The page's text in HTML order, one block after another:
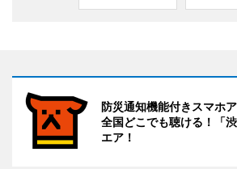
防災通知機能付きスマホ
全国どこでも聴ける！「
エア！